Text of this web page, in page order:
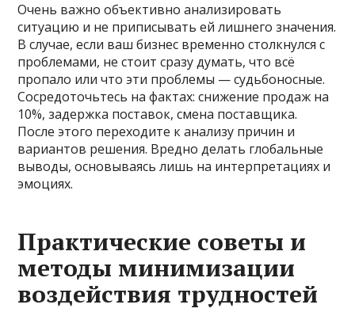
Очень важно объективно анализировать
ситуацию и не приписывать ей лишнего значения.
В случае, если ваш бизнес временно столкнулся с
проблемами, не стоит сразу думать, что всё
пропало или что эти проблемы — судьбоносные.
Сосредоточьтесь на фактах: снижение продаж на
10%, задержка поставок, смена поставщика.
После этого переходите к анализу причин и
вариантов решения. Вредно делать глобальные
выводы, основываясь лишь на интерпретациях и
эмоциях.
Практические советы и
методы минимизации
воздействия трудностей